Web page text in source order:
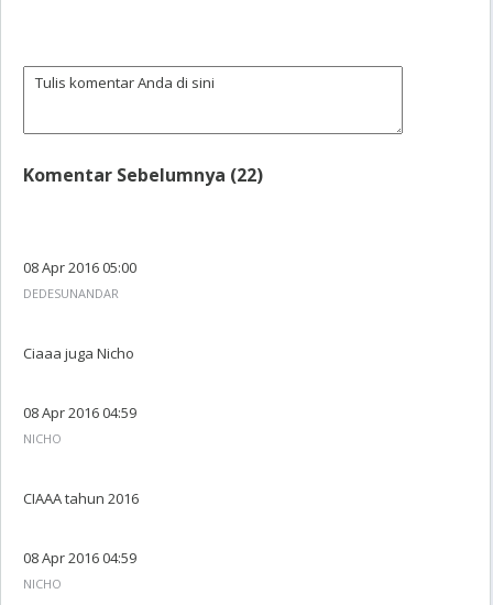
Komentar Sebelumnya (22)
08 Apr 2016 05:00
DEDESUNANDAR
Ciaaa juga Nicho
08 Apr 2016 04:59
NICHO
CIAAA tahun 2016
08 Apr 2016 04:59
NICHO